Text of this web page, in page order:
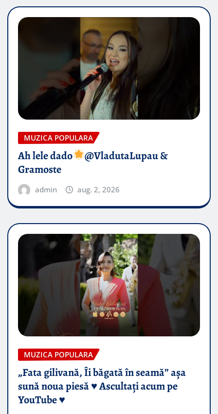
MUZICA POPULARA
Ah lele dado​
@VladutaLupau &
Gramoste
admin aug. 2, 2026
MUZICA POPULARA
„Fata gilivană, Îi băgată în seamă” așa
sună noua piesă ♥️ Ascultați acum pe
YouTube ♥️